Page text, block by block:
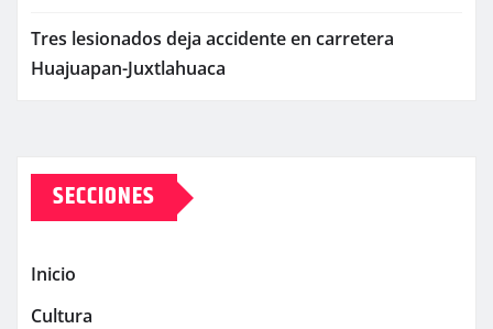
Tres lesionados deja accidente en carretera
Huajuapan-Juxtlahuaca
SECCIONES
Inicio
Cultura